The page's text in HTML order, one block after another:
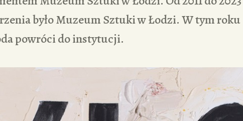
było Muzeum Sztuki w Łodzi. W tym roku
powróci do instytucji.